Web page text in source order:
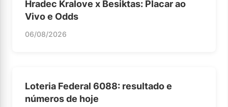
Hradec Kralove x Besiktas: Placar ao
Vivo e Odds
06/08/2026
Loteria Federal 6088: resultado e
números de hoje